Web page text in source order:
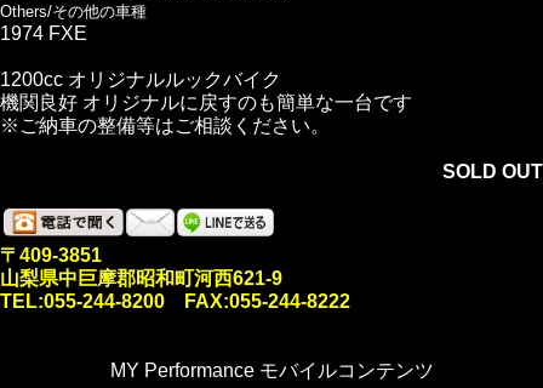
Others/その他の車種
1974 FXE
1200cc オリジナルルックバイク
機関良好 オリジナルに戻すのも簡単な一台です
※ご納車の整備等はご相談ください。
SOLD OUT
〒409-3851
山梨県中巨摩郡昭和町河西621-9
TEL:055-244-8200 FAX:055-244-8222
MY Performance モバイルコンテンツ